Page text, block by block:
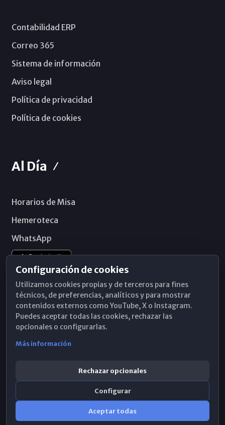
Contabilidad ERP
Correo 365
Sistema de información
Aviso legal
Política de privacidad
Política de cookies
Al Día
Horarios de Misa
Hemeroteca
WhatsApp
Configuración de cookies
Utilizamos cookies propias y de terceros para fines
técnicos, de preferencias, analíticos y para mostrar
contenidos externos como YouTube, X o Instagram.
Puedes aceptar todas las cookies, rechazar las
opcionales o configurarlas.
Más información
Rechazar opcionales
Configurar
Aceptar todas